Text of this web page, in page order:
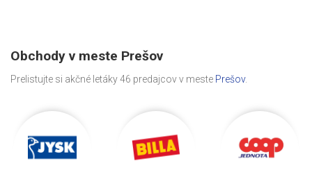
Obchody v meste Prešov
Prelistujte si akčné letáky 46 predajcov v meste Prešov.